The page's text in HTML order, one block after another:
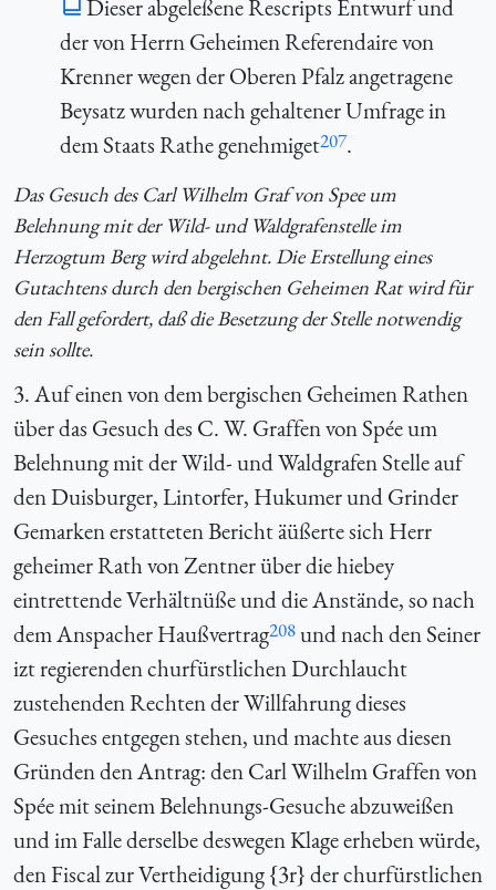
Dieser abgeleßene Rescripts Entwurf und
der von Herrn Geheimen Referendaire von
Krenner wegen der Oberen Pfalz angetragene
Beysatz wurden nach gehaltener Umfrage in
dem Staats Rathe genehmiget207.
Das Gesuch des Carl Wilhelm Graf von Spee um
Belehnung mit der Wild- und Waldgrafenstelle im
Herzogtum Berg wird abgelehnt. Die Erstellung eines
Gutachtens durch den bergischen Geheimen Rat wird für
den Fall gefordert, daß die Besetzung der Stelle notwendig
sein sollte.
3. Auf einen von dem bergischen Geheimen Rathen
über das Gesuch des C. W. Graffen von Spée um
Belehnung mit der Wild- und Waldgrafen Stelle auf
den Duisburger, Lintorfer, Hukumer und Grinder
Gemarken erstatteten Bericht äüßerte sich Herr
geheimer Rath von Zentner über die hiebey
eintrettende Verhältnüße und die Anstände, so nach
dem Anspacher Haußvertrag208und nach den Seiner
izt regierenden churfürstlichen Durchlaucht
zustehenden Rechten der Willfahrung dieses
Gesuches entgegen stehen, und machte aus diesen
Gründen den Antrag: den Carl Wilhelm Graffen von
Spée mit seinem Belehnungs-Gesuche abzuweißen
und im Falle derselbe deswegen Klage erheben würde,
den Fiscal zur Vertheidigung {3r} der churfürstlichen